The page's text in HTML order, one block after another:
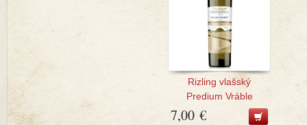
Rizling vlašský
Predium Vráble
7,00 €